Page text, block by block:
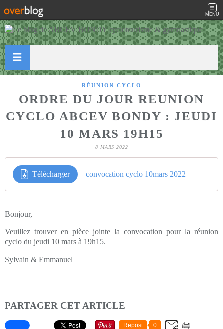
MENU
RÉUNION CYCLO
ORDRE DU JOUR REUNION
CYCLO ABCEV BONDY : JEUDI
10 MARS 19H15
8 MARS 2022
Télécharger convocation cyclo 10mars 2022
Bonjour,
Veuillez trouver en pièce jointe la convocation pour la réunion
cyclo du jeudi 10 mars à 19h15.
Sylvain & Emmanuel
PARTAGER CET ARTICLE
Repost 0